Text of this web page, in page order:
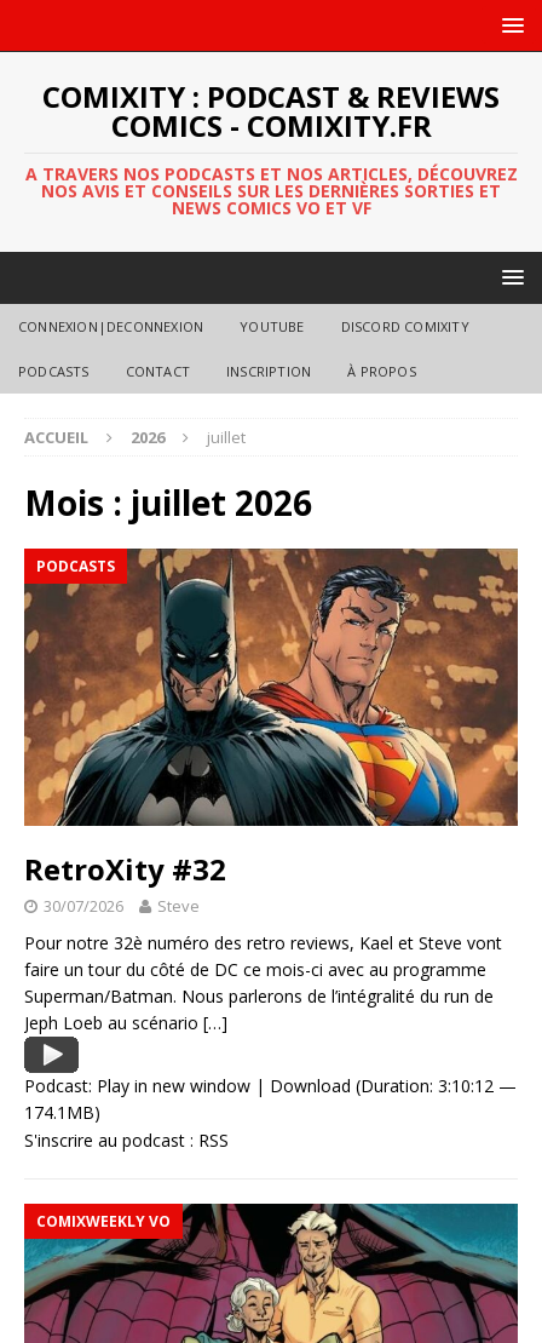
COMIXITY : PODCAST & REVIEWS
COMICS - COMIXITY.FR
A TRAVERS NOS PODCASTS ET NOS ARTICLES, DÉCOUVREZ
NOS AVIS ET CONSEILS SUR LES DERNIÈRES SORTIES ET
NEWS COMICS VO ET VF
CONNEXION|DECONNEXION YOUTUBE DISCORD COMIXITY
PODCASTS CONTACT INSCRIPTION À PROPOS
ACCUEIL 2026 juillet
Mois : juillet 2026
PODCASTS
RetroXity #32
30/07/2026 Steve
Pour notre 32è numéro des retro reviews, Kael et Steve vont
faire un tour du côté de DC ce mois-ci avec au programme
Superman/Batman. Nous parlerons de l’intégralité du run de
Jeph Loeb au scénario […]
Podcast: Play in new window | Download (Duration: 3:10:12 —
174.1MB)
S'inscrire au podcast : RSS
COMIXWEEKLY VO